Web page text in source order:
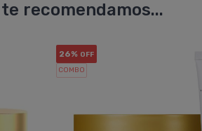
recomendamos...
26% OFF
COMBO